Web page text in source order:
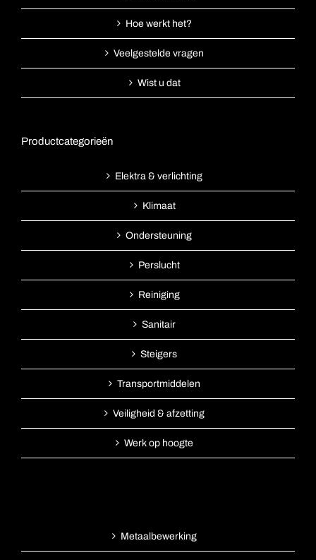
Hoe werkt het?
Veelgestelde vragen
Wist u dat
Productcategorieën
Elektra & verlichting
Klimaat
Ondersteuning
Perslucht
Reiniging
Sanitair
Steigers
Transportmiddelen
Veiligheid & afzetting
Werk op hoogte
Metaalbewerking